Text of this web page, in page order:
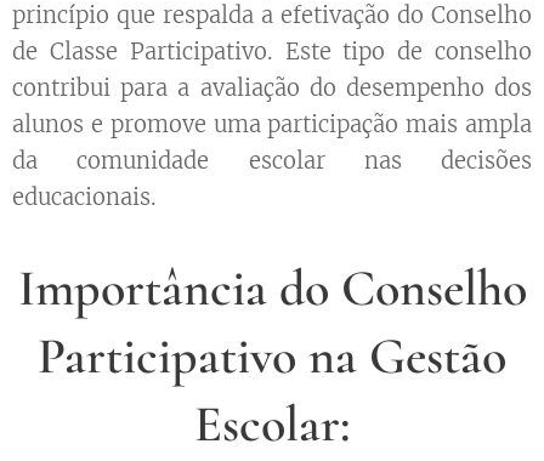
princípio que respalda a efetivação do Conselho
de Classe Participativo. Este tipo de conselho
contribui para a avaliação do desempenho dos
alunos e promove uma participação mais ampla
da comunidade escolar nas decisões
educacionais.
Importância do Conselho
Participativo na Gestão
Escolar: